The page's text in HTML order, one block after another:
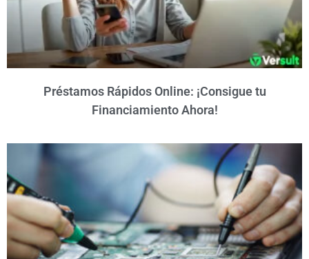
Préstamos Rápidos Online: ¡Consigue tu
Financiamiento Ahora!